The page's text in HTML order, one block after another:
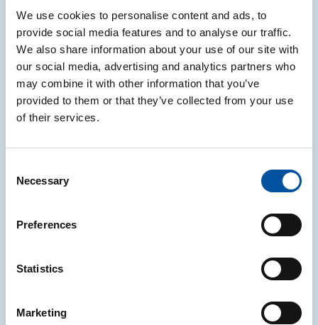
We use cookies to personalise content and ads, to
provide social media features and to analyse our traffic.
We also share information about your use of our site with
our social media, advertising and analytics partners who
may combine it with other information that you’ve
provided to them or that they’ve collected from your use
of their services.
Selection
Necessary
Preferences
Statistics
Marketing
Per la fasciaA1.1il CAC passerà da 24,00
€/tonnellata a40,00 €/ tonnellata.
Per la fascia A1.2 , da 90,00 €/ tonnellata a87,00 €/
tonnellata.
Per laA2, da 220,00 €/tonnellata a258,00
€/tonnellata.
Per laB1.1, da 224,00 €/ tonnellata a219,00 €/
228,00 €/
611,00 €/
724,00 €/